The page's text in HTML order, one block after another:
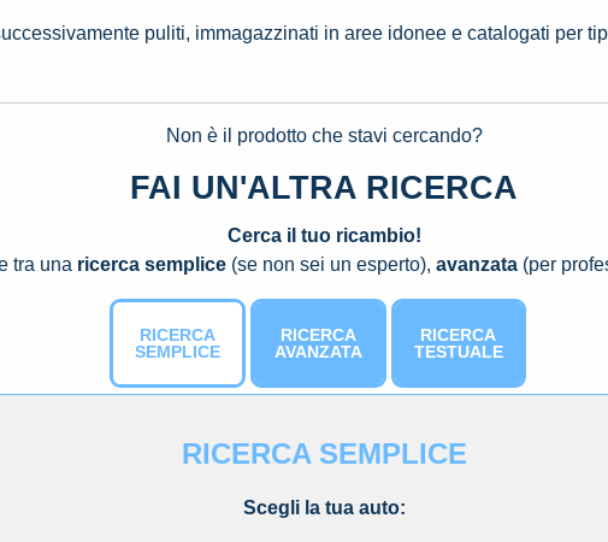
puliti, immagazzinati in aree idonee e catalogati per
Non è il prodotto che stavi cercando?
FAI UN'ALTRA RICERCA
Cerca il tuo ricambio!
tra una ricerca semplice (se non sei un esperto), avanzata (per
RICERCA
SEMPLICE
RICERCA
AVANZATA
RICERCA
TESTUALE
RICERCA SEMPLICE
Scegli la tua auto: